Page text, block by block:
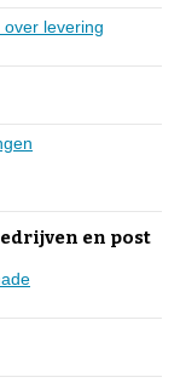
levering
en post